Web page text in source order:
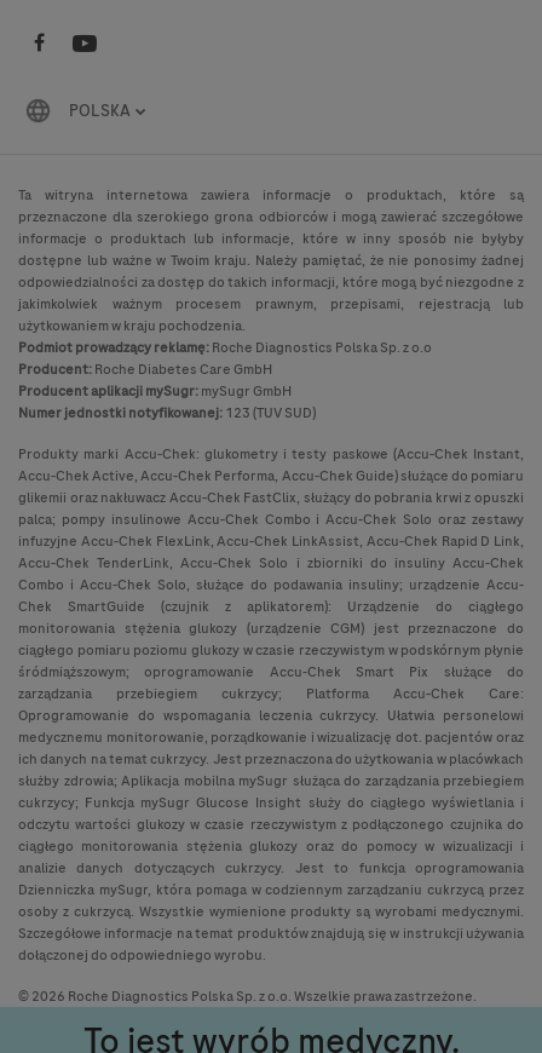
POLSKA
Ta witryna internetowa zawiera informacje o produktach, które są
przeznaczone dla szerokiego grona odbiorców i mogą zawierać szczegółowe
informacje o produktach lub informacje, które w inny sposób nie byłyby
dostępne lub ważne w Twoim kraju. Należy pamiętać, że nie ponosimy żadnej
odpowiedzialności za dostęp do takich informacji, które mogą być niezgodne z
jakimkolwiek ważnym procesem prawnym, przepisami, rejestracją lub
użytkowaniem w kraju pochodzenia.
Podmiot prowadzący reklamę:Roche Diagnostics Polska Sp. z o.o
Producent:Roche Diabetes Care GmbH
Producent aplikacji mySugr:mySugr GmbH
Numer jednostki notyfikowanej:123 (TUV SUD)
Produkty marki Accu-Chek: glukometry i testy paskowe (Accu-Chek Instant,
Accu-Chek Active, Accu-Chek Performa, Accu-Chek Guide) służące do pomiaru
glikemii oraz nakłuwacz Accu-Chek FastClix, służący do pobrania krwi z opuszki
palca; pompy insulinowe Accu-Chek Combo i Accu-Chek Solo oraz zestawy
infuzyjne Accu-Chek FlexLink, Accu-Chek LinkAssist, Accu-Chek Rapid D Link,
Accu-Chek TenderLink, Accu-Chek Solo i zbiorniki do insuliny Accu-Chek
Combo i Accu-Chek Solo, służące do podawania insuliny; urządzenie Accu-
Chek SmartGuide (czujnik z aplikatorem): Urządzenie do ciągłego
monitorowania stężenia glukozy (urządzenie CGM) jest przeznaczone do
ciągłego pomiaru poziomu glukozy w czasie rzeczywistym w podskórnym płynie
śródmiąższowym; oprogramowanie Accu-Chek Smart Pix służące do
zarządzania przebiegiem cukrzycy; Platforma Accu-Chek Care:
Oprogramowanie do wspomagania leczenia cukrzycy. Ułatwia personelowi
medycznemu monitorowanie, porządkowanie i wizualizację dot. pacjentów oraz
ich danych na temat cukrzycy. Jest przeznaczona do użytkowania w placówkach
służby zdrowia; Aplikacja mobilna mySugr służąca do zarządzania przebiegiem
cukrzycy; Funkcja mySugr Glucose Insight służy do ciągłego wyświetlania i
odczytu wartości glukozy w czasie rzeczywistym z podłączonego czujnika do
ciągłego monitorowania stężenia glukozy oraz do pomocy w wizualizacji i
analizie danych dotyczących cukrzycy. Jest to funkcja oprogramowania
Dzienniczka mySugr, która pomaga w codziennym zarządzaniu cukrzycą przez
osoby z cukrzycą. Wszystkie wymienione produkty są wyrobami medycznymi.
Szczegółowe informacje na temat produktów znajdują się w instrukcji używania
dołączonej do odpowiedniego wyrobu.
© 2026 Roche Diagnostics Polska Sp. z o.o. Wszelkie prawa zastrzeżone.
To jest wyrób medyczny.